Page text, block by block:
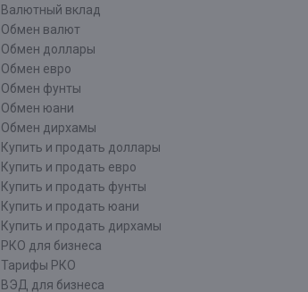
Валютный вклад
Обмен валют
Обмен доллары
Обмен евро
Обмен фунты
Обмен юани
Обмен дирхамы
Купить и продать доллары
Купить и продать евро
Купить и продать фунты
Купить и продать юани
Купить и продать дирхамы
РКО для бизнеса
Тарифы РКО
ВЭД для бизнеса